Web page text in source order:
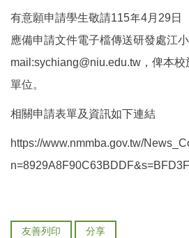
有意願申請學生敬請115年4月29日
應備申請文件電子檔傳送研發處江
mail:sychiang@niu.edu.tw，俾本
單位。
相關申請表單及資訊如下連結
https://www.nmmba.gov.tw/
友善列印 分享